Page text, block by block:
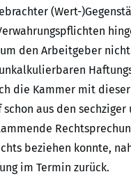
(Wert-
den Arbeitgeber
die Kammer mit dieser
aus den sechziger
beziehen konnte,
im Termin zurück.